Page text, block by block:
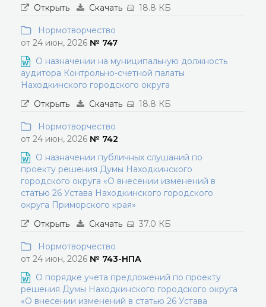
Открыть
Скачать 18.8 КБ
Нормотворчество
от 24 июн, 2026 № 747
О назначении на муниципальную должность
аудитора Контрольно-счетной палаты
Находкинского городского округа
Открыть
Скачать 18.8 КБ
Нормотворчество
от 24 июн, 2026 № 742
О назначении публичных слушаний по
проекту решения Думы Находкинского
городского округа «О внесении изменений в
статью 26 Устава Находкинского городского
округа Приморского края»
Открыть
Скачать 37.0 КБ
Нормотворчество
от 24 июн, 2026 № 743-НПА
О порядке учета предложений по проекту
решения Думы Находкинского городского округа
«О внесении изменений в статью 26 Устава